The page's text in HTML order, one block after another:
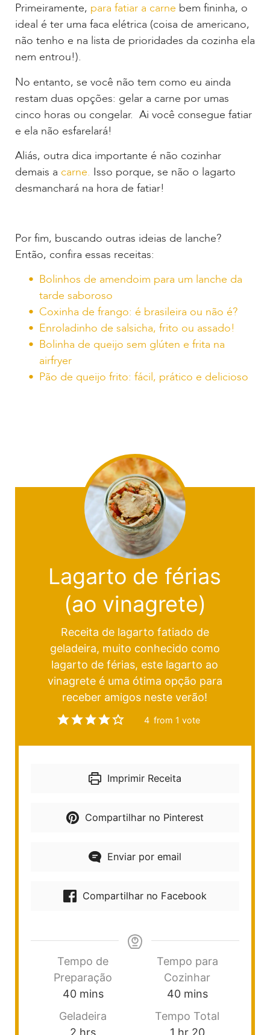
Primeiramente, para fatiar a carne bem fininha, o
ideal é ter uma faca elétrica (coisa de americano,
não tenho e na lista de prioridades da cozinha ela
nem entrou!).
No entanto, se você não tem como eu ainda
restam duas opções: gelar a carne por umas
cinco horas ou congelar. Ai você consegue fatiar
e ela não esfarelará!
Aliás, outra dica importante é não cozinhar
demais a carne. Isso porque, se não o lagarto
desmanchará na hora de fatiar!
Por fim, buscando outras ideias de lanche?
Então, confira essas receitas:
Bolinhos de amendoim para um lanche da
tarde saboroso
Coxinha de frango: é brasileira ou não é?
Enroladinho de salsicha, frito ou assado!
Bolinha de queijo sem glúten e frita na
airfryer
Pão de queijo frito: fácil, prático e delicioso
Lagarto de férias
(ao vinagrete)
Receita de lagarto fatiado de
geladeira, muito conhecido como
lagarto de férias, este lagarto ao
vinagrete é uma ótima opção para
receber amigos neste verão!
4 from 1 vote
Imprimir Receita
Compartilhar no Pinterest
Enviar por email
Compartilhar no Facebook
Tempo de
Preparação
40 mins
Tempo para
Cozinhar
40 mins
Geladeira
2 hrs
Tempo Total
1 hr 20